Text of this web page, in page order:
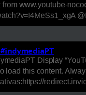
www.youtube-
Display
this content.